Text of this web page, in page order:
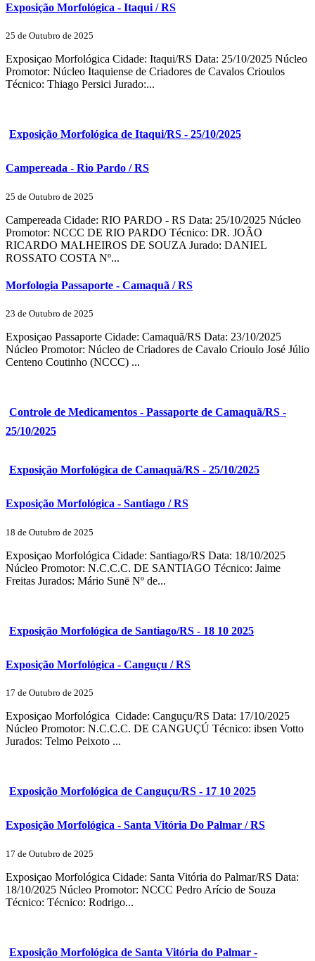
Exposição Morfológica - Itaqui / RS
25 de Outubro de 2025
Exposiçao Morfológica Cidade: Itaqui/RS Data: 25/10/2025 Núcleo
Promotor: Núcleo Itaquiense de Criadores de Cavalos Crioulos
Técnico: Thiago Persici Jurado:...
Exposição Morfológica de Itaqui/RS - 25/10/2025
Campereada - Rio Pardo / RS
25 de Outubro de 2025
Campereada Cidade: RIO PARDO - RS Data: 25/10/2025 Núcleo
Promotor: NCCC DE RIO PARDO Técnico: DR. JOÃO
RICARDO MALHEIROS DE SOUZA Jurado: DANIEL
ROSSATO COSTA Nº...
Morfologia Passaporte - Camaquã / RS
23 de Outubro de 2025
Exposiçao Passaporte Cidade: Camaquã/RS Data: 23/10/2025
Núcleo Promotor: Núcleo de Criadores de Cavalo Crioulo José Júlio
Centeno Coutinho (NCCC) ...
Controle de Medicamentos - Passaporte de Camaquã/RS -
25/10/2025
Exposição Morfológica de Camaquã/RS - 25/10/2025
Exposição Morfológica - Santiago / RS
18 de Outubro de 2025
Exposiçao Morfológica Cidade: Santiago/RS Data: 18/10/2025
Núcleo Promotor: N.C.C.C. DE SANTIAGO Técnico: Jaime
Freitas Jurados: Mário Sunē Nº de...
Exposição Morfológica de Santiago/RS - 18 10 2025
Exposição Morfológica - Canguçu / RS
17 de Outubro de 2025
Exposiçao Morfológica Cidade: Canguçu/RS Data: 17/10/2025
Núcleo Promotor: N.C.C.C. DE CANGUÇÚ Técnico: ibsen Votto
Jurados: Telmo Peixoto ...
Exposição Morfológica de Canguçu/RS - 17 10 2025
Exposição Morfológica - Santa Vitória Do Palmar / RS
17 de Outubro de 2025
Exposiçao Morfológica Cidade: Santa Vitória do Palmar/RS Data:
18/10/2025 Núcleo Promotor: NCCC Pedro Arício de Souza
Técnico: Técnico: Rodrigo...
Exposição Morfológica de Santa Vitória do Palmar -